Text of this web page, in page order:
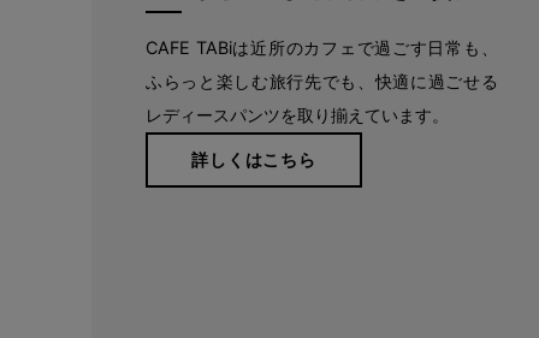
CAFE TABiは近所のカフェで過ごす日常も、
ふらっと楽しむ旅行先でも、快適に過ごせる
レディースパンツを取り揃えています。
詳しくはこちら